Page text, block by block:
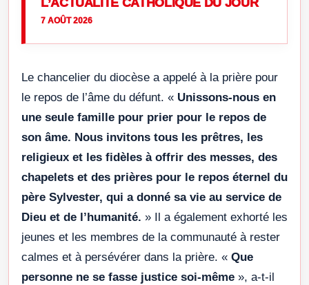
L’ACTUALITÉ CATHOLIQUE DU JOUR
7 AOÛT 2026
Le chancelier du diocèse a appelé à la prière pour
le repos de l’âme du défunt. « Unissons-nous en
une seule famille pour prier pour le repos de
son âme. Nous invitons tous les prêtres, les
religieux et les fidèles à offrir des messes, des
chapelets et des prières pour le repos éternel du
père Sylvester, qui a donné sa vie au service de
Dieu et de l’humanité. » Il a également exhorté les
jeunes et les membres de la communauté à rester
calmes et à persévérer dans la prière. « Que
personne ne se fasse justice soi-même », a-t-il